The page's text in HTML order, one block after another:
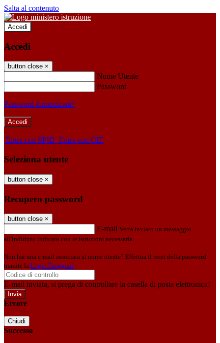
Salta al contenuto
Accedi
Accedi
button close ×
Nome Utente
Password
Password dimenticata?
-
Entra con SPID Entra con CIE
Seleziona utente
button close ×
Recupero password
button close ×
E-mail Verrà inviato un messaggio
all'indirizzo indicato con le istruzioni necessarie.
Non hai una e-mail associata al nome utente? Effettua il reset della password
tramite la Login Spaggiari
E-mail inviata, si prega di controllare la casella di posta elettronica!
Errore
Chiudi
Successo